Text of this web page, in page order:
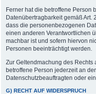
Ferner hat die betroffene Person
Datenübertragbarkeit gemäß Art.
dass die personenbezogenen
einen anderen Verantwortlichen
machbar ist und sofern hiervon
Personen beeinträchtigt werden.
Zur Geltendmachung des
betroffene Person jederzeit an
Datenschutzbeauftragten oder
G) RECHT AUF WIDERSPRUCH